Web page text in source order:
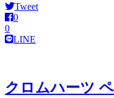
Tweet
0
0
LINE
クロムハーツ